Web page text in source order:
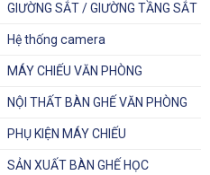
GIƯỜNG SẮT / GIƯỜNG TẦNG SẮT
Hệ thống camera
MÁY CHIẾU VĂN PHÒNG
NỘI THẤT BÀN GHẾ VĂN PHÒNG
PHỤ KIỆN MÁY CHIẾU
SẢN XUẤT BÀN GHẾ HỌC